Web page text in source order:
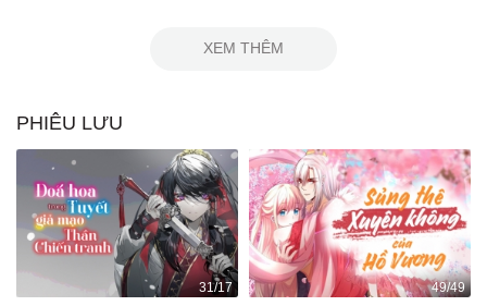
XEM THÊM
PHIÊU LƯU
31/17 49/49